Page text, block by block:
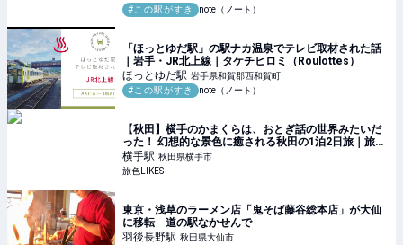
#この駅がすき
note（ノート）
「ほっとゆだ駅」の駅ナカ温泉でテレビ取材された話
｜岩手・JR北上線｜タケチヒロミ（Roulottes）
ほっとゆだ駅 岩手県和賀郡西和賀町
#この駅がすき
note（ノート）
【秋田】横手のかまくらは、おとぎ話の世界みたいだ
った！ 幻想的な景色に癒される秋田の1泊2日旅｜旅色
LIKES
横手駅 秋田県横手市
旅色LIKES
東京・浅草のラーメン店「鬼そば藤谷総本店」が大仙
に移転 道の駅なかせんで
羽後長野駅 秋田県大仙市